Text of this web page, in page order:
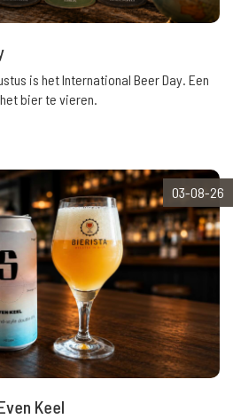
is het International Beer Day. Een
bier te vieren.
03-08-26
Keel